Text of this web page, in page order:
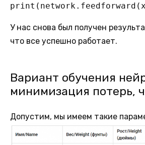
У нас снова был получен
что все успешно работает.
Вариант обучения
минимизация потерь,
Допустим, мы имеем такие